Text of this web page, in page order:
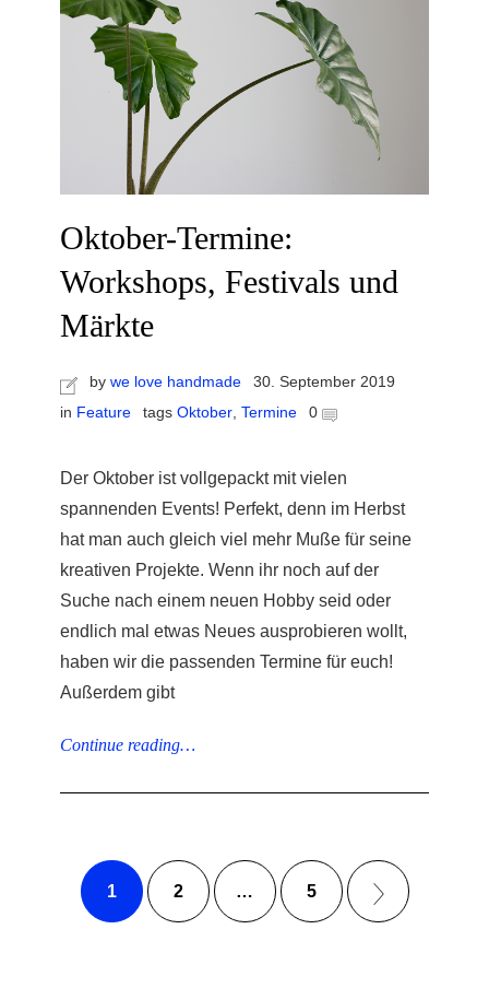
Oktober-Termine:
Workshops, Festivals und
Märkte
by we love handmade
30. September 2019
in Feature tags Oktober, Termine 0
Der Oktober ist vollgepackt mit vielen
spannenden Events! Perfekt, denn im Herbst
hat man auch gleich viel mehr Muße für seine
kreativen Projekte. Wenn ihr noch auf der
Suche nach einem neuen Hobby seid oder
endlich mal etwas Neues ausprobieren wollt,
haben wir die passenden Termine für euch!
Außerdem gibt
Continue reading…
1 2 … 5